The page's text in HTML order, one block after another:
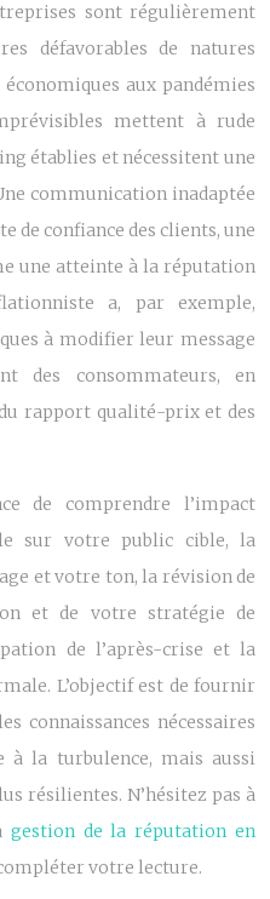
sont régulièrement
défavorables de natures
aux pandémies
mettent à rude
établies et nécessitent une
communication inadaptée
de confiance des clients, une
une atteinte à la réputation
a, par exemple,
à modifier leur message
des consommateurs, en
rapport qualité-prix et des
de comprendre l’impact
sur votre public cible, la
et votre ton, la révision de
et de votre stratégie de
de l’après-crise et la
L’objectif est de fournir
connaissances nécessaires
à la turbulence, mais aussi
résilientes. N’hésitez pas à
gestion de la réputation en
votre lecture.